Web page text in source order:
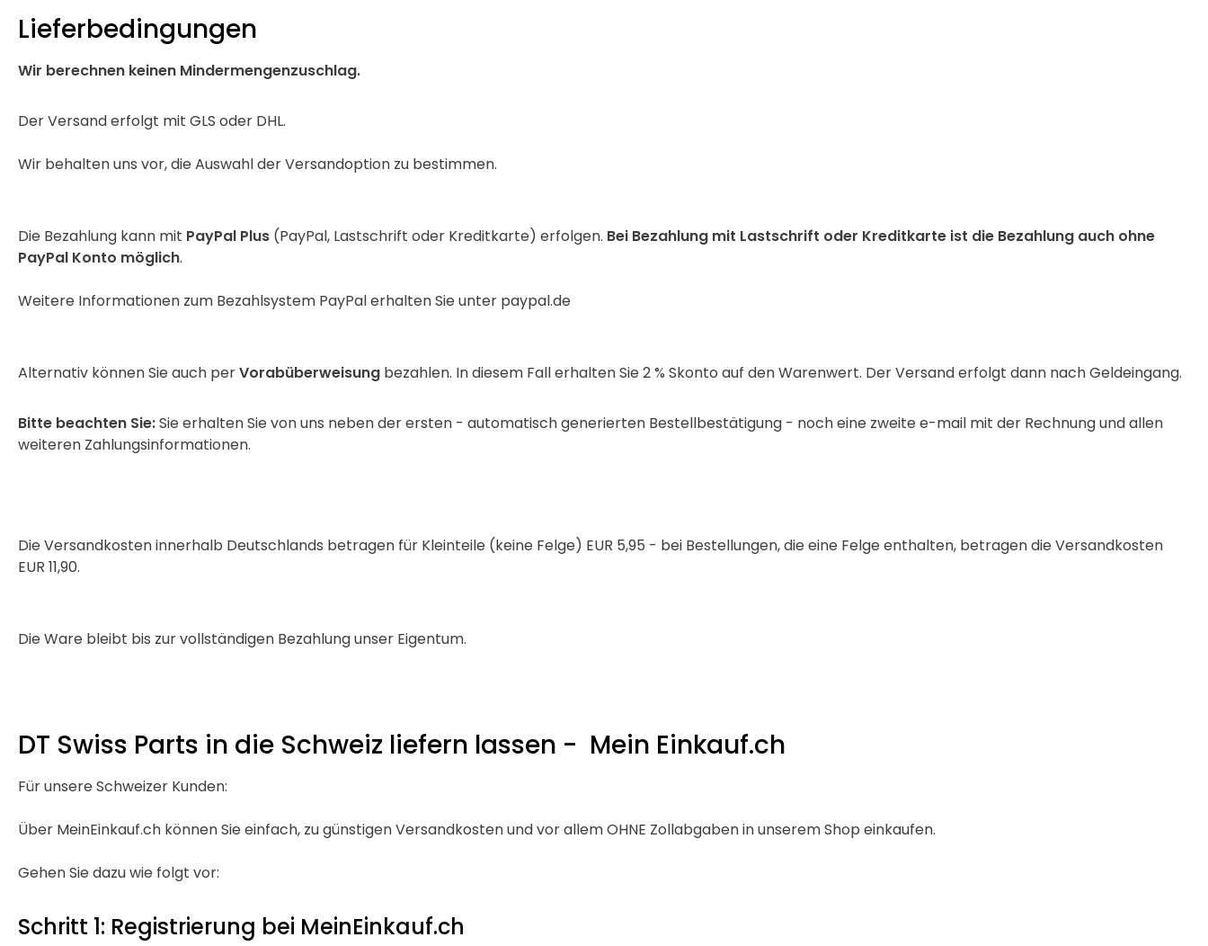
Lieferbedingungen
Wir berechnen keinen Mindermengenzuschlag.
Der Versand erfolgt mit GLS oder DHL.
Wir behalten uns vor, die Auswahl der Versandoption zu bestimmen.
Die Bezahlung kann mit PayPal Plus (PayPal, Lastschrift oder Kreditkarte) erfolgen. Bei Bezahlung mit Lastschrift oder Kreditkarte ist die Bezahlung auch ohne
PayPal Konto möglich.
Weitere Informationen zum Bezahlsystem PayPal erhalten Sie unter paypal.de
Alternativ können Sie auch perVorabüberweisung bezahlen. In diesem Fall erhalten Sie 2 % Skonto auf den Warenwert. Der Versand erfolgt dann nach Geldeingang.
Bitte beachten Sie:Sie erhalten Sie von uns neben der ersten - automatisch generierten Bestellbestätigung - noch eine zweite e-mail mit der Rechnung und allen
weiteren Zahlungsinformationen.
Die Versandkosten innerhalb Deutschlands betragen für Kleinteile (keine Felge) EUR 5,95 - bei Bestellungen, die eine Felge enthalten, betragen die Versandkosten
EUR 11,90.
Die Ware bleibt bis zur vollständigen Bezahlung unser Eigentum.
DT Swiss Parts in die Schweiz liefern lassen - Mein Einkauf.ch
Für unsere Schweizer Kunden:
Über MeinEinkauf.ch können Sie einfach, zu günstigen Versandkosten und vor allem OHNE Zollabgaben in unserem Shop einkaufen.
Gehen Sie dazu wie folgt vor:
Schritt 1: Registrierung bei MeinEinkauf.ch